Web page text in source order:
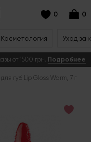
0 0
Косметология Уход за
от 1500 грн. Подробнее
губ Lip Gloss Warm, 7 г